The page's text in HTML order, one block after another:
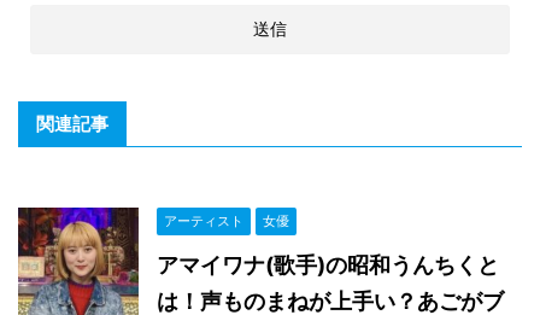
関連記事
アーティスト 女優
アマイワナ(歌手)の昭和うんちくと
は！声ものまねが上手い？あごがブ